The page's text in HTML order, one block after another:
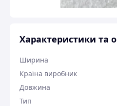
Характеристики та
Ширина
Країна виробник
Довжина
Тип